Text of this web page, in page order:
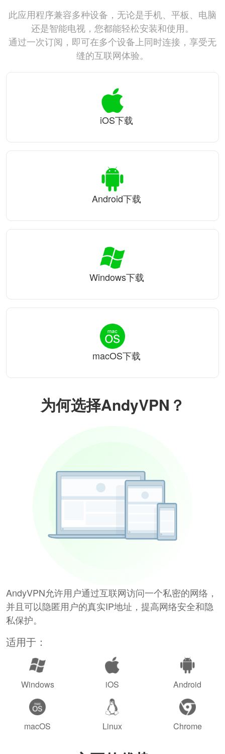
为何选择AndyVPN？
AndyVPN允许用户通过互联网访问一个私密的网络，
并且可以隐匿用户的真实IP地址，提高网络安全和隐
私保护。
适用于：
Windows iOS Android
macOS Linux Chrome
此应用程序兼容多种设备，无论是手机、平板、电脑
还是智能电视，您都能轻松安装和使用。
通过一次订阅，即可在多个设备上同时连接，享受无
缝的互联网体验。
iOS下载
Android下载
Windows下载
macOS下载